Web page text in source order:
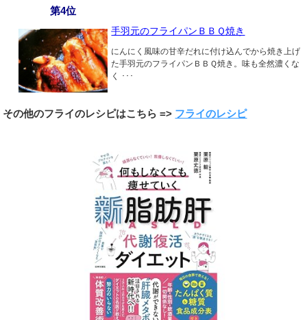
第4位
手羽元のフライパンＢＢＱ焼き
にんにく風味の甘辛だれに付け込んでから焼き上げ
た手羽元のフライパンＢＢＱ焼き。味も全然濃くな
く ･･･
その他のフライのレシピはこちら => フライのレシピ